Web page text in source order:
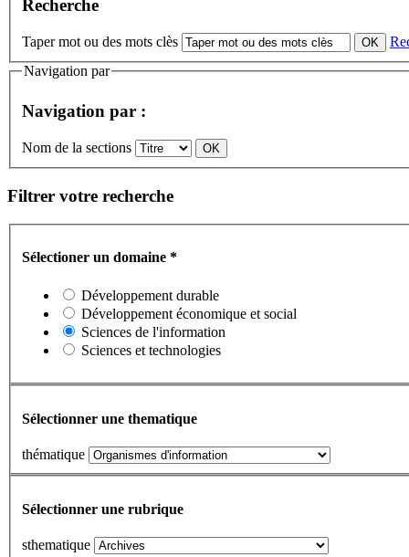
Recherche
Taper mot ou des mots clès
Navigation par
Navigation par :
Nom de la sections
Filtrer votre recherche
Sélectioner un domaine *
Développement durable
Développement économique et social
Sciences de l'information
Sciences et technologies
Sélectionner une thematique
thématique
Sélectionner une rubrique
sthematique